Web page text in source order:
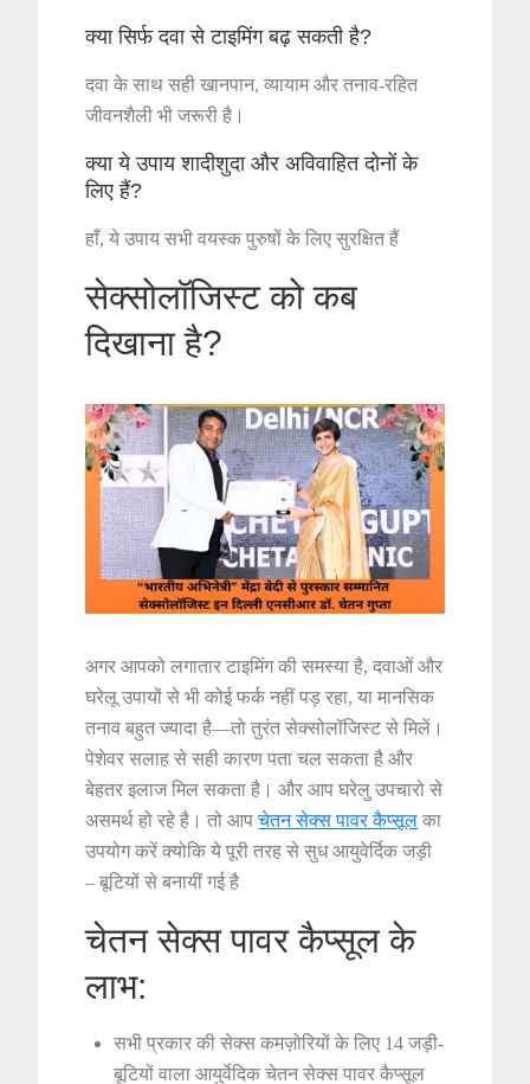
क्या सिर्फ दवा से टाइमिंग बढ़ सकती है?
दवा के साथ सही खानपान, व्यायाम और तनाव-रहित
जीवनशैली भी जरूरी है।
क्या ये उपाय शादीशुदा और अविवाहित दोनों के
लिए हैं?
हाँ, ये उपाय सभी वयस्क पुरुषों के लिए सुरक्षित हैं
सेक्सोलॉजिस्ट को कब
दिखाना है?
अगर आपको लगातार टाइमिंग की समस्या है, दवाओं और
घरेलू उपायों से भी कोई फर्क नहीं पड़ रहा, या मानसिक
तनाव बहुत ज्यादा है—तो तुरंत सेक्सोलॉजिस्ट से मिलें।
पेशेवर सलाह से सही कारण पता चल सकता है और
बेहतर इलाज मिल सकता है। और आप घरेलु उपचारो से
असमर्थ हो रहे है। तो आपचेतन सेक्स पावर कैप्सूल का
उपयोग करें क्योकि ये पूरी तरह से सुध आयुवेर्दिक जड़ी
– बूटियों से बनायीं गई है
चेतन सेक्स पावर कैप्सूल के
लाभ:
सभी प्रकार की सेक्स कमज़ोरियों के लिए 14 जड़ी-
बूटियों वाला आयुर्वेदिक चेतन सेक्स पावर कैप्सूल